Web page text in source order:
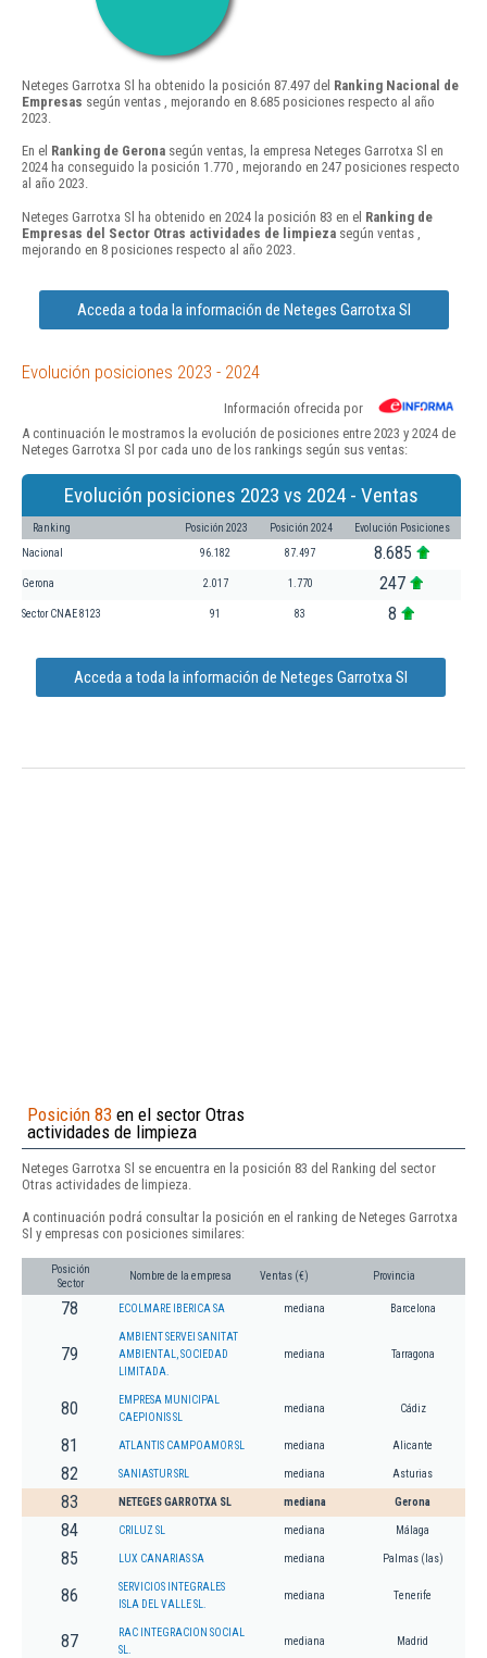
Neteges Garrotxa Sl ha obtenido la posición 87.497 del Ranking Nacional de
Empresas según ventas , mejorando en 8.685 posiciones respecto al año
2023.
En el Ranking de Gerona según ventas, la empresa Neteges Garrotxa Sl en
2024 ha conseguido la posición 1.770 , mejorando en 247 posiciones respecto
al año 2023.
Neteges Garrotxa Sl ha obtenido en 2024 la posición 83 en el Ranking de
Empresas del Sector Otras actividades de limpieza según ventas ,
mejorando en 8 posiciones respecto al año 2023.
Acceda a toda la información de Neteges Garrotxa Sl
Evolución posiciones 2023 - 2024
Información ofrecida por
A continuación le mostramos la evolución de posiciones entre 2023 y 2024 de
Neteges Garrotxa Sl por cada uno de los rankings según sus ventas:
Evolución posiciones 2023 vs 2024 - Ventas
Ranking Posición 2023 Posición 2024 Evolución Posiciones
Nacional 96.182 87.497 8.685
Gerona 2.017 1.770 247
Sector CNAE 8123 91 83 8
Acceda a toda la información de Neteges Garrotxa Sl
Posición 83 en el sector Otras
actividades de limpieza
Neteges Garrotxa Sl se encuentra en la posición 83 del Ranking del sector
Otras actividades de limpieza.
A continuación podrá consultar la posición en el ranking de Neteges Garrotxa
Sl y empresas con posiciones similares:
Posición
Sector
Nombre de la empresa Ventas (€) Provincia
78 ECOLMARE IBERICA SA mediana Barcelona
79
AMBIENT SERVEI SANITAT
AMBIENTAL, SOCIEDAD
LIMITADA.
mediana Tarragona
80
EMPRESA MUNICIPAL
CAEPIONIS SL
mediana Cádiz
81 ATLANTIS CAMPOAMOR SL mediana Alicante
82 SANIASTUR SRL mediana Asturias
83 NETEGES GARROTXA SL mediana Gerona
84 CRILUZ SL mediana Málaga
85 LUX CANARIAS SA mediana Palmas (las)
86
SERVICIOS INTEGRALES
ISLA DEL VALLE SL.
mediana Tenerife
87
RAC INTEGRACION SOCIAL
SL.
mediana Madrid